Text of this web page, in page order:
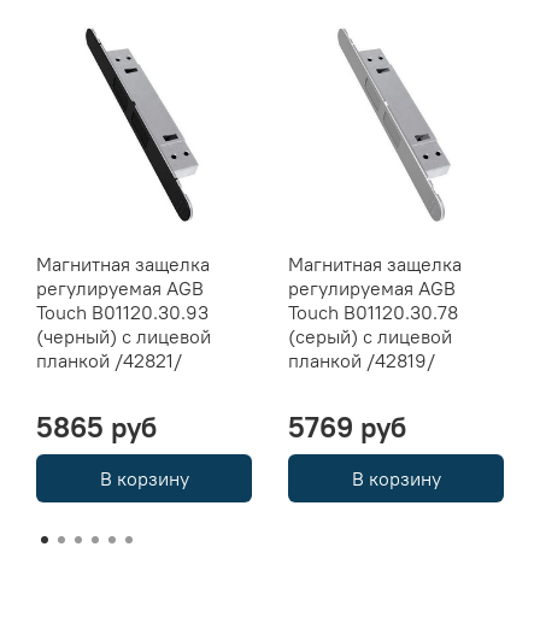
Магнитная защелка
регулируемая AGB
Touch B01120.30.93
(черный) с лицевой
планкой /42821/
5865 руб
В корзину
Магнитная защелка
регулируемая AGB
Touch B01120.30.78
(серый) с лицевой
планкой /42819/
5769 руб
В корзину